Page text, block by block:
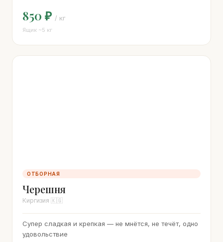
850 ₽ / кг
Ящик ~5 кг
ОТБОРНАЯ
Черешня
Киргизия 🇰🇬
Супер сладкая и крепкая — не мнётся, не течёт, одно
удовольствие